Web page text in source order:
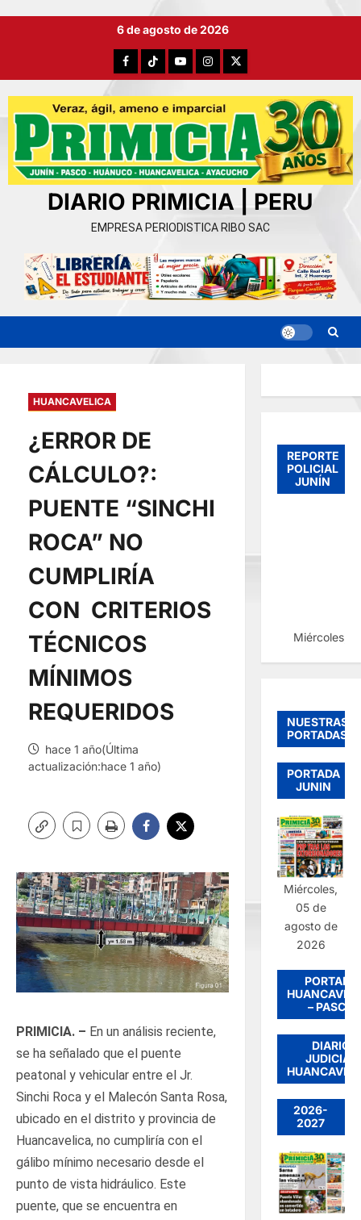
6 de agosto de 2026
FacebookTikTokYouTubeInstagram
X
DIARIO PRIMICIA | PERU
EMPRESA PERIODISTICA RIBO SAC
HUANCAVELICA
¿ERROR DE
CÁLCULO?:
PUENTE “SINCHI
ROCA” NO
CUMPLIRÍA
CON CRITERIOS
TÉCNICOS
MÍNIMOS
REQUERIDOS
hace 1 año(Última
actualización:hace 1 año)
PRIMICIA. – En un análisis reciente,
se ha señalado que el puente
peatonal y vehicular entre el Jr.
Sinchi Roca y el Malecón Santa Rosa,
ubicado en el distrito y provincia de
Huancavelica, no cumpliría con el
gálibo mínimo necesario desde el
punto de vista hidráulico. Este
puente, que se encuentra en
REPORTE
POLICIAL
JUNÍN
Miércoles,
NUESTRAS
PORTADAS
PORTADA
JUNIN
Miércoles,
05 de
agosto de
2026
PORTADA
– PASCO
DIARIO
JUDICIAL
2026-
2027